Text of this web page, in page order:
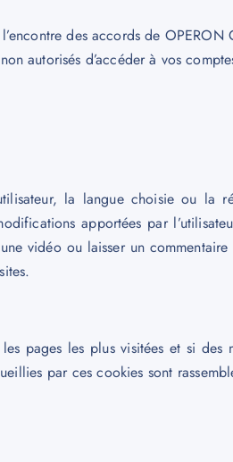
des accords de OPERON
autorisés d’accéder à vos
la langue choisie ou la
apportées par
vidéo ou laisser un
pages les plus visitées et si des
par ces cookies sont